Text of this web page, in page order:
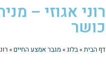
רוני אגוזי –
כושר
דף הבית»בלוג» מגבר אמצע החיים»